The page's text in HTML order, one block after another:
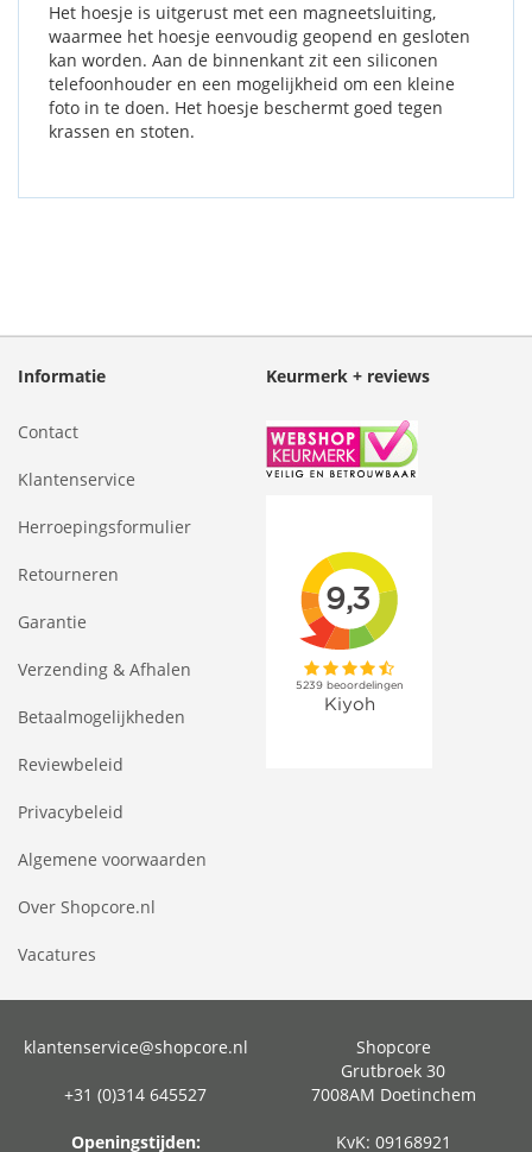
Het hoesje is uitgerust met een magneetsluiting,
waarmee het hoesje eenvoudig geopend en gesloten
kan worden. Aan de binnenkant zit een siliconen
telefoonhouder en een mogelijkheid om een kleine
foto in te doen. Het hoesje beschermt goed tegen
krassen en stoten.
Informatie
Contact
Klantenservice
Herroepingsformulier
Retourneren
Garantie
Verzending & Afhalen
Betaalmogelijkheden
Reviewbeleid
Privacybeleid
Algemene voorwaarden
Over Shopcore.nl
Vacatures
Keurmerk + reviews
klantenservice@shopcore.nl
+31 (0)314 645527
Openingstijden:
Shopcore
Grutbroek 30
7008AM Doetinchem
KvK: 09168921